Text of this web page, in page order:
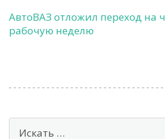
АвтоВАЗ отложил переход на
рабочую неделю